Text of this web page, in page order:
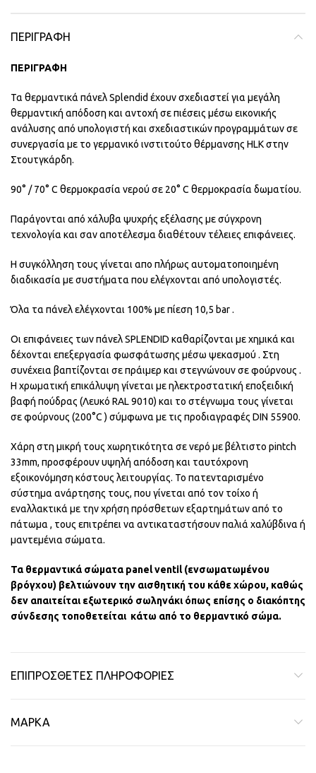
ΠΕΡΙΓΡΑΦΉ
ΠΕΡΙΓΡΑΦΗ
Τα θερμαντικά πάνελ Splendid έχουν σχεδιαστεί για μεγάλη
θερμαντική απόδοση και αντοχή σε πιέσεις μέσω εικονικής
ανάλυσης από υπολογιστή και σχεδιαστικών προγραμμάτων σε
συνεργασία με το γερμανικό ινστιτούτο θέρμανσης HLK στην
Στουτγκάρδη.
90° / 70° C θερμοκρασία νερού σε 20° C θερμοκρασία δωματίου.
Παράγονται από χάλυβα ψυχρής εξέλασης με σύγχρονη
τεχνολογία και σαν αποτέλεσμα διαθέτουν τέλειες επιφάνειες.
Η συγκόλληση τους γίνεται απο πλήρως αυτοματοποιημένη
διαδικασία με συστήματα που ελέγχονται από υπολογιστές.
Όλα τα πάνελ ελέγχονται 100% με πίεση 10,5 bar .
Οι επιφάνειες των πάνελ SPLENDID καθαρίζονται με χημικά και
δέχονται επεξεργασία φωσφάτωσης μέσω ψεκασμού . Στη
συνέχεια βαπτίζονται σε πράιμερ και στεγνώνουν σε φούρνους .
Η χρωματική επικάλυψη γίνεται με ηλεκτροστατική εποξειδική
βαφή πούδρας (Λευκό RAL 9010) και το στέγνωμα τους γίνεται
σε φούρνους (200°C ) σύμφωνα με τις προδιαγραφές DIN 55900.
Χάρη στη μικρή τους χωρητικότητα σε νερό με βέλτιστο pintch
33mm, προσφέρουν υψηλή απόδοση και ταυτόχρονη
εξοικονόμηση κόστους λειτουργίας. Το πατενταρισμένο
σύστημα ανάρτησης τους, που γίνεται από τον τοίχο ή
εναλλακτικά με την χρήση πρόσθετων εξαρτημάτων από το
πάτωμα , τους επιτρέπει να αντικαταστήσουν παλιά χαλύβδινα ή
μαντεμένια σώματα.
Τα θερμαντικά σώματα panel ventil (ενσωματωμένου
βρόγχου) βελτιώνουν την αισθητική του κάθε χώρου, καθώς
δεν απαιτείται εξωτερικό σωληνάκι όπως επίσης ο διακόπτης
σύνδεσης τοποθετείται κάτω από το θερμαντικό σώμα.
ΕΠΙΠΡΌΣΘΕΤΕΣ ΠΛΗΡΟΦΟΡΊΕΣ
ΜΆΡΚΑ